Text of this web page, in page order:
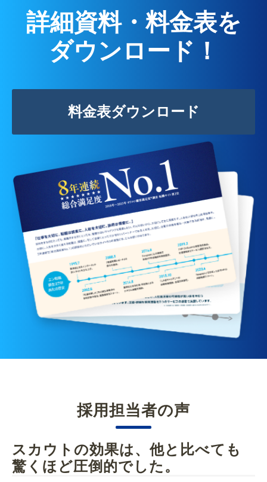
詳細資料・料金表を
ダウンロード！
料金表ダウンロード
採用担当者の声
スカウトの効果は、他と比べても
驚くほど圧倒的でした。